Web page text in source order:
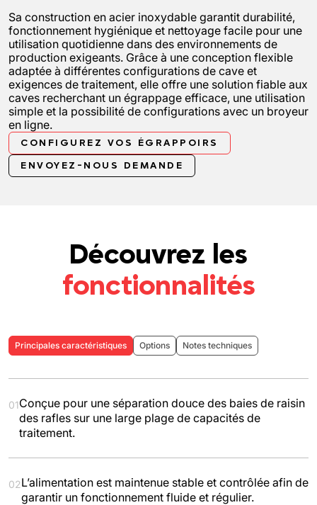
Sa construction en acier inoxydable garantit durabilité,
fonctionnement hygiénique et nettoyage facile pour une
utilisation quotidienne dans des environnements de
production exigeants. Grâce à une conception flexible
adaptée à différentes configurations de cave et
exigences de traitement, elle offre une solution fiable aux
caves recherchant un égrappage efficace, une utilisation
simple et la possibilité de configurations avec un broyeur
en ligne.
CONFIGUREZ VOS ÉGRAPPOIRS
ENVOYEZ-NOUS DEMANDE
Découvrez les
fonctionnalités
Principales caractéristiques Options Notes techniques
01Conçue pour une séparation douce des baies de raisin
des rafles sur une large plage de capacités de
traitement.
02L’alimentation est maintenue stable et contrôlée afin de
garantir un fonctionnement fluide et régulier.